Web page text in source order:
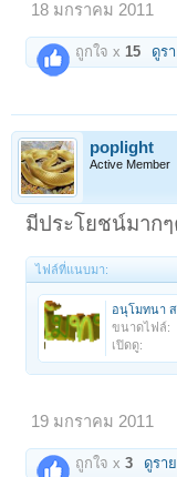
18 มกราคม 2011
ถูกใจ x15 ดูร
poplight
Active Member
มีประโยชน์มาก
ไฟล์ที่แนบมา:
อนุโมทนา
ขนาดไฟล์:
เปิดดู:
19 มกราคม 2011
ถูกใจ x3 ดูรา